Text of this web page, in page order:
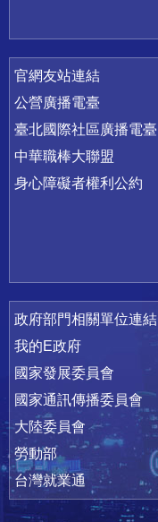
官網友站連結
公營廣播電臺
臺北國際社區廣播電臺
中華職棒大聯盟
身心障礙者權利公約
政府部門相關單位連結
我的E政府
國家發展委員會
國家通訊傳播委員會
大陸委員會
勞動部
台灣就業通